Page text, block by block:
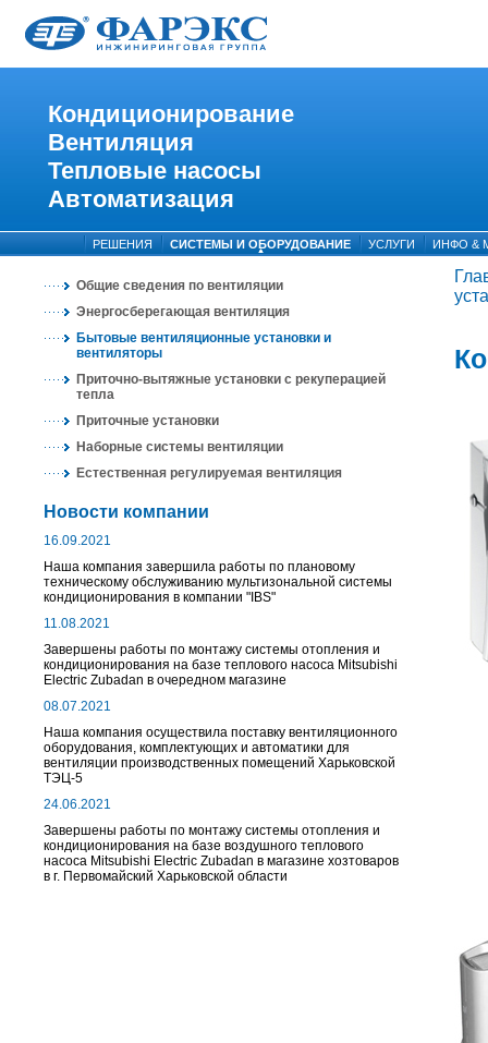
Кондиционирование
Вентиляция
Тепловые насосы
Автоматизация
РЕШЕНИЯ СИСТЕМЫ И ОБОРУДОВАНИЕ УСЛУГИ ИНФО &
Общие сведения по вентиляции
Энергосберегающая вентиляция
Бытовые вентиляционные установки и
вентиляторы
Приточно-вытяжные установки с рекуперацией
тепла
Приточные установки
Наборные системы вентиляции
Естественная регулируемая вентиляция
Новости компании
16.09.2021
Наша компания завершила работы по плановому
техническому обслуживанию мультизональной системы
кондиционирования в компании "IBS"
11.08.2021
Завершены работы по монтажу системы отопления и
кондиционирования на базе теплового насоса Mitsubishi
Electric Zubadan в очередном магазине
08.07.2021
Наша компания осуществила поставку вентиляционного
оборудования, комплектующих и автоматики для
вентиляции производственных помещений Харьковской
ТЭЦ-5
24.06.2021
Завершены работы по монтажу системы отопления и
кондиционирования на базе воздушного теплового
насоса Mitsubishi Electric Zubadan в магазине хозтоваров
в г. Первомайский Харьковской области